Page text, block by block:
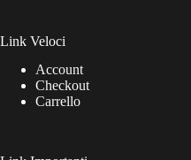
Link Veloci
Account
Checkout
Carrello